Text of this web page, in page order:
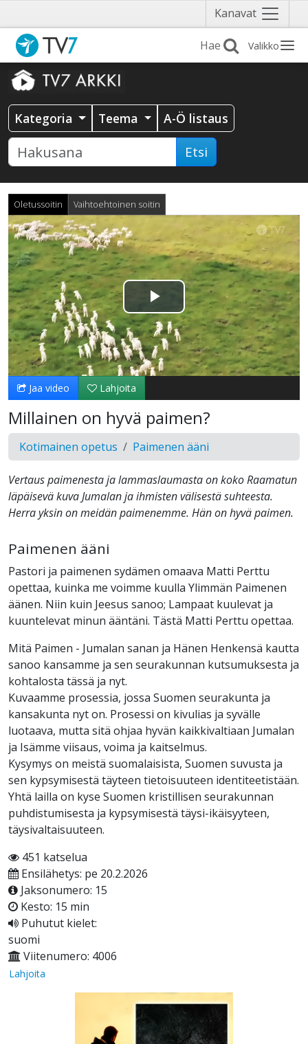
Kanavat Näytä
valikko
Valikko
Kategoria Teema A-Ö listaus
Etsi
Oletussoitin Vaihtoehtoinen soitin
Toista
Video
Jaa video Lahjoita
Millainen on hyvä paimen?
Kotimainen opetus Paimenen ääni
Vertaus paimenesta ja lammaslaumasta on koko Raamatun
läpäisevä kuva Jumalan ja ihmisten välisestä suhteesta.
Herra yksin on meidän paimenemme. Hän on hyvä paimen.
Paimenen ääni
Pastori ja paimenen sydämen omaava Matti Perttu
opettaa, kuinka me voimme kuulla Ylimmän Paimenen
äänen. Niin kuin Jeesus sanoo; Lampaat kuulevat ja
kuuntelevat minun ääntäni. Tästä Matti Perttu opettaa.
Mitä Paimen - Jumalan sanan ja Hänen Henkensä kautta
sanoo kansamme ja sen seurakunnan kutsumuksesta ja
kohtalosta tässä ja nyt.
Kuvaamme prosessia, jossa Suomen seurakunta ja
kansakunta nyt on. Prosessi on kivulias ja syvälle
luotaava, mutta sitä ohjaa hyvän kaikkivaltiaan Jumalan
ja Isämme viisaus, voima ja kaitselmus.
Kysymys on meistä suomalaisista, Suomen suvusta ja
sen kypsymisestä täyteen tietoisuuteen identiteetistään.
Yhtä lailla on kyse Suomen kristillisen seurakunnan
puhdistumisesta ja kypsymisestä täysi-ikäisyyteen,
täysivaltaisuuteen.
451 katselua
Ensilähetys: pe 20.2.2026
Jaksonumero: 15
Kesto: 15 min
Puhutut kielet:
suomi
Viitenumero: 4006
Lahjoita